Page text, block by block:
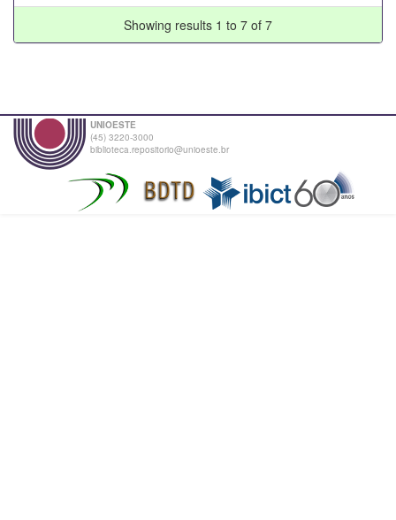
Showing results 1 to 7 of 7
UNIOESTE
(45) 3220-3000
biblioteca.repositorio@unioeste.br